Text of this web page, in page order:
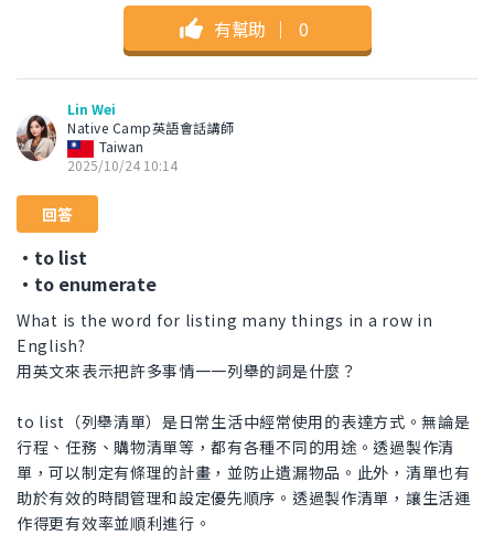
有幫助 ｜ 0
Lin Wei
Native Camp英語會話講師
Taiwan
2025/10/24 10:14
回答
・to list
・to enumerate
What is the word for listing many things in a row in
English?
用英文來表示把許多事情一一列舉的詞是什麼？
to list（列舉清單）是日常生活中經常使用的表達方式。無論是
行程、任務、購物清單等，都有各種不同的用途。透過製作清
單，可以制定有條理的計畫，並防止遺漏物品。此外，清單也有
助於有效的時間管理和設定優先順序。透過製作清單，讓生活運
作得更有效率並順利進行。